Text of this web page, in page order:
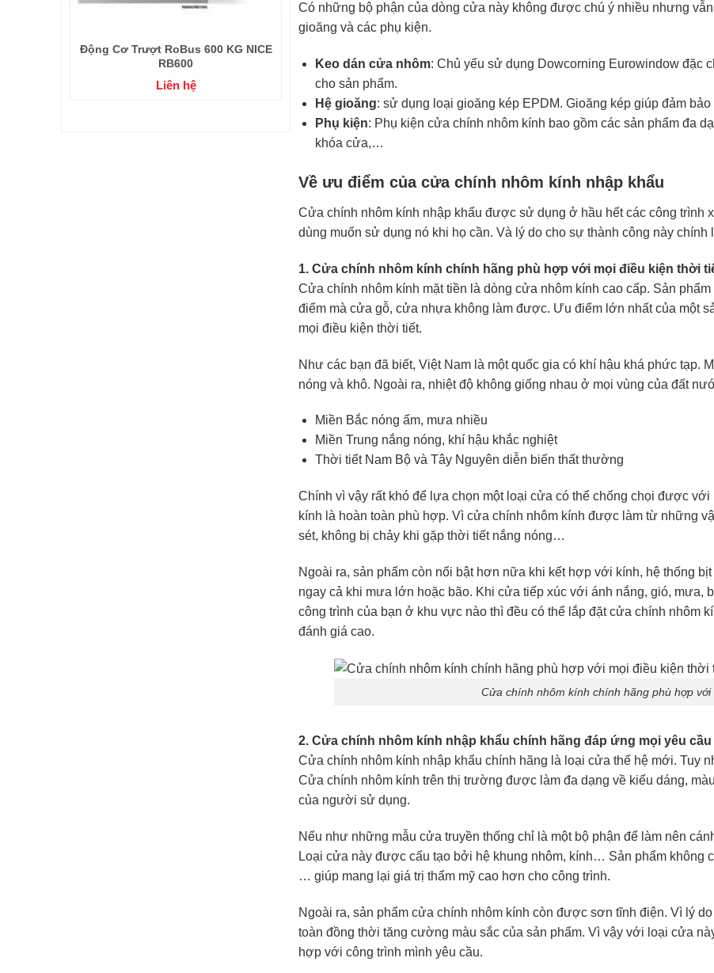
Động Cơ Trượt RoBus 600 KG NICE
RB600
Liên hệ
Có những bộ phận của dòng cửa này không được chú ý nhiều nhưng
gioăng và các phụ kiện.
Keo dán cửa nhôm: Chủ yếu sử dụng Dowcorning Eurowindow đặc
cho sản phẩm.
Hệ gioăng: sử dụng loại gioăng kép EPDM. Gioăng kép giúp đảm
Phụ kiện: Phụ kiện cửa chính nhôm kính bao gồm các sản phẩm đa
khóa cửa,…
Về ưu điểm của cửa chính nhôm kính nhập khẩu
Cửa chính nhôm kính nhập khẩu được sử dụng ở hầu hết các công trình
dùng muốn sử dụng nó khi họ cần. Và lý do cho sự thành công này
1. Cửa chính nhôm kính chính hãng phù hợp với mọi điều kiện thời
Cửa chính nhôm kính mặt tiền là dòng cửa nhôm kính cao cấp. Sản
điểm mà cửa gỗ, cửa nhựa không làm được. Ưu điểm lớn nhất của một
mọi điều kiện thời tiết.
Như các bạn đã biết, Việt Nam là một quốc gia có khí hậu khá phức tạp.
nóng và khô. Ngoài ra, nhiệt độ không giống nhau ở mọi vùng của đất
Miền Bắc nóng ẩm, mưa nhiều
Miền Trung nắng nóng, khí hậu khắc nghiệt
Thời tiết Nam Bộ và Tây Nguyên diễn biến thất thường
Chính vì vậy rất khó để lựa chọn một loại cửa có thể chống chọi được
kính là hoàn toàn phù hợp. Vì cửa chính nhôm kính được làm từ những
sét, không bị chảy khi gặp thời tiết nắng nóng…
Ngoài ra, sản phẩm còn nổi bật hơn nữa khi kết hợp với kính, hệ thống
ngay cả khi mưa lớn hoặc bão. Khi cửa tiếp xúc với ánh nắng, gió, mưa,
công trình của bạn ở khu vực nào thì đều có thể lắp đặt cửa chính nhôm
đánh giá cao.
Cửa chính nhôm kính chính hãng phù hợp
2. Cửa chính nhôm kính nhập khẩu chính hãng đáp ứng mọi yêu
Cửa chính nhôm kính nhập khẩu chính hãng là loại cửa thế hệ mới. Tuy
Cửa chính nhôm kính trên thị trường được làm đa dạng về kiểu dáng,
của người sử dụng.
Nếu như những mẫu cửa truyền thống chỉ là một bộ phận để làm nên
Loại cửa này được cấu tạo bởi hệ khung nhôm, kính… Sản phẩm không
… giúp mang lại giá trị thẩm mỹ cao hơn cho công trình.
Ngoài ra, sản phẩm cửa chính nhôm kính còn được sơn tĩnh điện. Vì lý
toàn đồng thời tăng cường màu sắc của sản phẩm. Vì vậy với loại cửa
hợp với công trình mình yêu cầu.